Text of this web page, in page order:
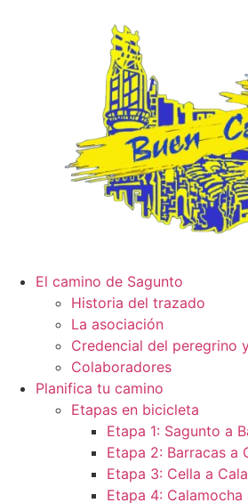
El camino de Sagunto
Historia del trazado
La asociación
Credencial del peregrino
Colaboradores
Planifica tu camino
Etapas en bicicleta
Etapa 1: Sagunto a
Etapa 2: Barracas a
Etapa 3: Cella a
Etapa 4: